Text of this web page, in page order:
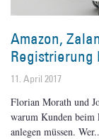
Amazon,
Registrierung
11. April 2017
Florian Morath und
warum Kunden beim
anlegen müssen. Wer